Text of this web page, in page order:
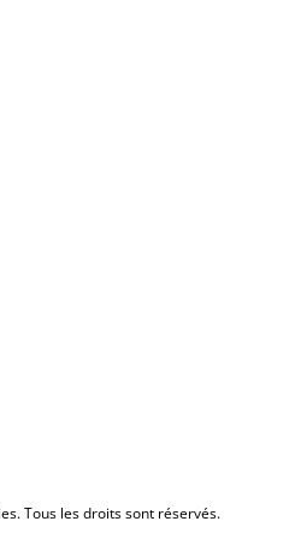
Tous les droits sont réservés.